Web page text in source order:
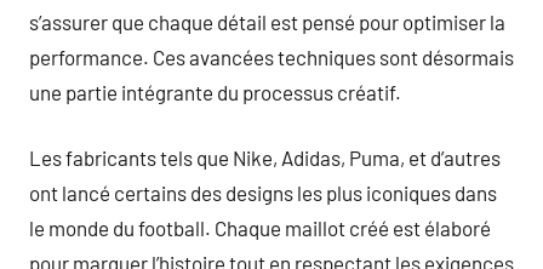
s’assurer que chaque détail est pensé pour optimiser la
performance. Ces avancées techniques sont désormais
une partie intégrante du processus créatif.
Les fabricants tels que Nike, Adidas, Puma, et d’autres
ont lancé certains des designs les plus iconiques dans
le monde du football. Chaque maillot créé est élaboré
pour marquer l’histoire tout en respectant les exigences